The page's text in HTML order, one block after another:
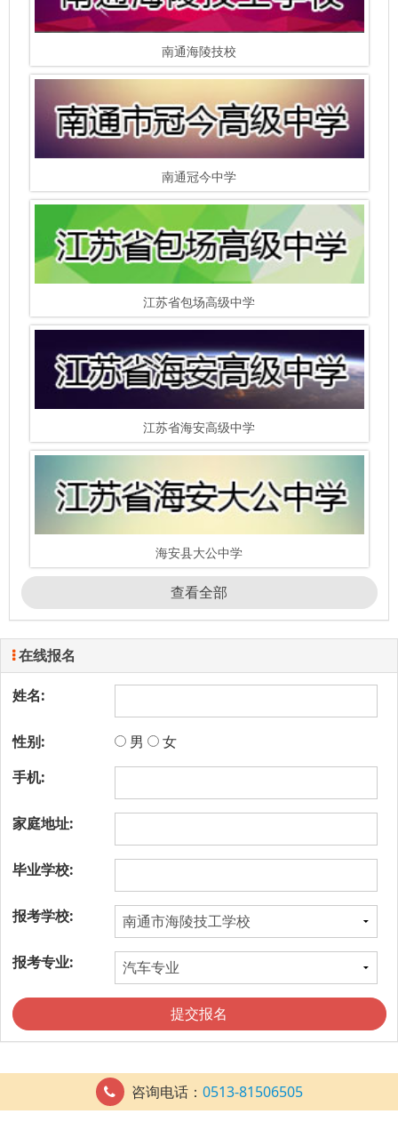
南通海陵技校
南通冠今中学
江苏省包场高级中学
江苏省海安高级中学
海安县大公中学
查看全部
在线报名
姓名:
性别: 男
女
手机:
家庭地址:
毕业学校:
报考学校:
报考专业:
提交报名
咨询电话： 0513-81506505